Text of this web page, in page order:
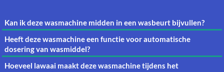
Kan ik deze wasmachine midden in een wasbeurt bijvullen?
Heeft deze wasmachine een functie voor automatische
dosering van wasmiddel?
Hoeveel lawaai maakt deze wasmachine tijdens het